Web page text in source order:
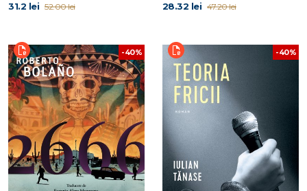
31.2 lei 52.00 lei 28.32 lei 47.20 lei
-40% -40%